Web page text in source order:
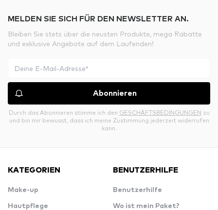
MELDEN SIE SICH FÜR DEN NEWSLETTER AN.
Bleiben Sie stets über die neusten Produkte, mega Rabatte
und exklusive Angebote auf dem Laufenden!
Abonnieren
Durch das Abonnieren stimme ich den GESCHÄFTSBEDINGUNGEN zu
und bin mir bewusst, dass ich meine Zustimmung jederzeit widerrufen
kann.
KATEGORIEN
Make-up
Hautpflege
BENUTZERHILFE
Benutzerhilfe
Wo ist mein Paket?